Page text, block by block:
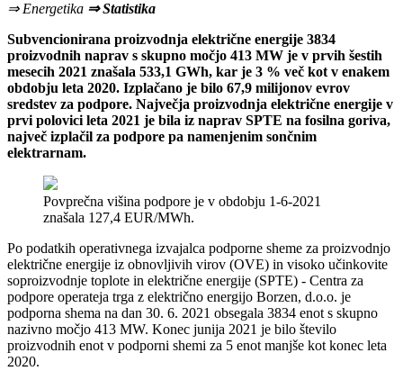
⇒ Energetika ⇒ Statistika
Subvencionirana proizvodnja električne energije 3834
proizvodnih naprav s skupno močjo 413 MW je v prvih šestih
mesecih 2021 znašala 533,1 GWh, kar je 3 % več kot v enakem
obdobju leta 2020. Izplačano je bilo 67,9 milijonov evrov
sredstev za podpore. Največja proizvodnja električne energije v
prvi polovici leta 2021 je bila iz naprav SPTE na fosilna goriva,
največ izplačil za podpore pa namenjenim sončnim
elektrarnam.
Povprečna višina podpore je v obdobju 1-6-2021
znašala 127,4 EUR/MWh.
Po podatkih operativnega izvajalca podporne sheme za proizvodnjo
električne energije iz obnovljivih virov (OVE) in visoko učinkovite
soproizvodnje toplote in električne energije (SPTE) - Centra za
podpore operateja trga z električno energijo Borzen, d.o.o. je
podporna shema na dan 30. 6. 2021 obsegala 3834 enot s skupno
nazivno močjo 413 MW. Konec junija 2021 je bilo število
proizvodnih enot v podporni shemi za 5 enot manjše kot konec leta
2020.